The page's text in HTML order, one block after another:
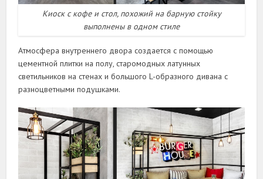
Киоск с кофе и стол, похожий на барную стойку
выполнены в одном стиле
Атмосфера внутреннего двора создается с помощью
цементной плитки на полу, старомодных латунных
светильников на стенах и большого L-образного дивана с
разноцветными подушками.